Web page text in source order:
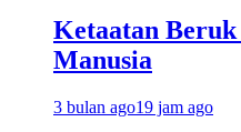
Ketaatan
Manusia
3 bulan ago19 jam ago